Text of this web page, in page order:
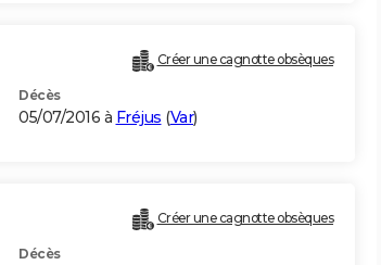
Créer une cagnotte obsèques
Décès
05/07/2016 à Fréjus (Var)
Créer une cagnotte obsèques
Décès